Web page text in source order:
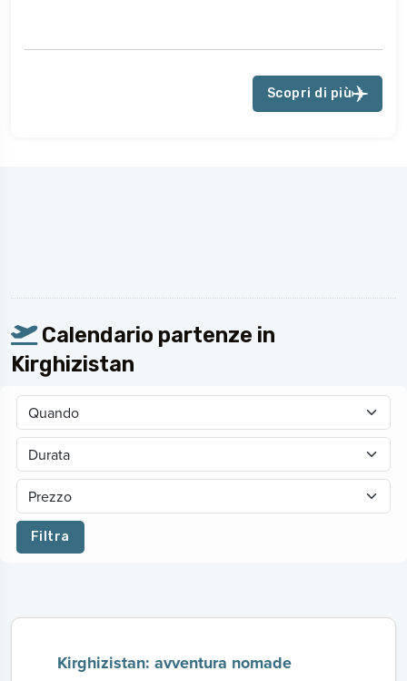
Scopri di più
Calendario partenze in
Kirghizistan
Filtra
Kirghizistan: avventura nomade